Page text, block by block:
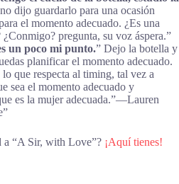
dijo guardarlo para una ocasión
el momento adecuado. ¿Es una
pregunta, su voz áspera.”
un poco mi punto.” Dejo la botella y
planificar el momento adecuado.
que respecta al timing, tal vez a
sea el momento adecuado y
es la mujer adecuada.”―Lauren
a “A Sir, with Love”? ¡Aquí tienes!